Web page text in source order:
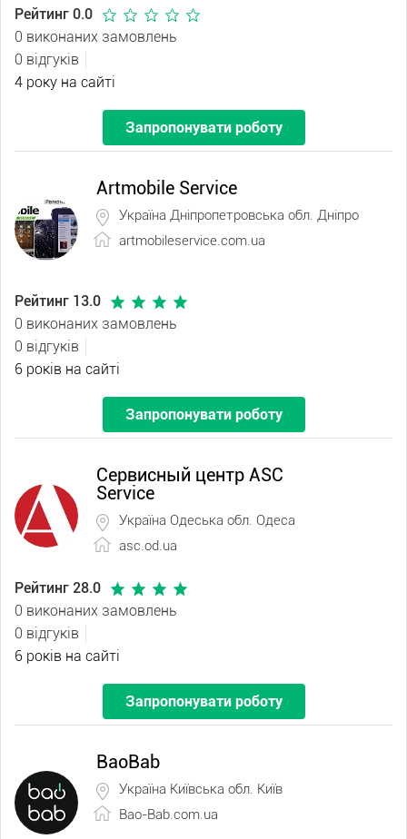
Рейтинг 0.0
0 виконаних замовлень
0 відгуків
4 року на сайті
Запропонувати роботу
Artmobile Service
Україна Дніпропетровська обл. Дніпро
artmobileservice.com.ua
Рейтинг 13.0
0 виконаних замовлень
0 відгуків
6 років на сайті
Запропонувати роботу
Сервисный центр ASC
Service
Україна Одеська обл. Одеса
asc.od.ua
Рейтинг 28.0
0 виконаних замовлень
0 відгуків
6 років на сайті
Запропонувати роботу
BaoBab
Україна Київська обл. Київ
Bao-Bab.com.ua